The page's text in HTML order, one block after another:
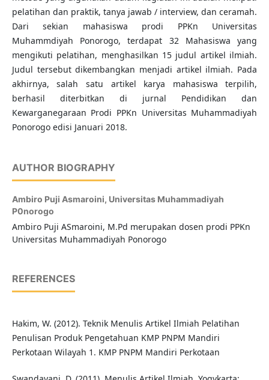
pelatihan dan praktik, tanya jawab / interview, dan ceramah.
Dari sekian mahasiswa prodi PPKn Universitas
Muhammdiyah Ponorogo, terdapat 32 Mahasiswa yang
mengikuti pelatihan, menghasilkan 15 judul artikel ilmiah.
Judul tersebut dikembangkan menjadi artikel ilmiah. Pada
akhirnya, salah satu artikel karya mahasiswa terpilih,
berhasil diterbitkan di jurnal Pendidikan dan
Kewarganegaraan Prodi PPKn Universitas Muhammadiyah
Ponorogo edisi Januari 2018.
AUTHOR BIOGRAPHY
Ambiro Puji Asmaroini, Universitas Muhammadiyah
P0norogo
Ambiro Puji ASmaroini, M.Pd merupakan dosen prodi PPKn
Universitas Muhammadiyah Ponorogo
REFERENCES
Hakim, W. (2012). Teknik Menulis Artikel Ilmiah Pelatihan
Penulisan Produk Pengetahuan KMP PNPM Mandiri
Perkotaan Wilayah 1. KMP PNPM Mandiri Perkotaan